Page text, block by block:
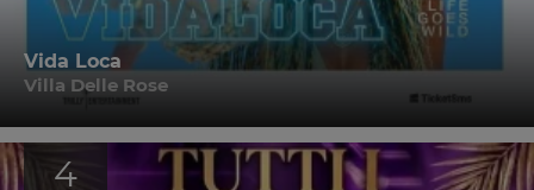
Vida Loca
Villa Delle Rose
4